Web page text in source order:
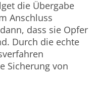
die Übergabe
Anschluss
dass sie Opfer
Durch die echte
Sicherung von